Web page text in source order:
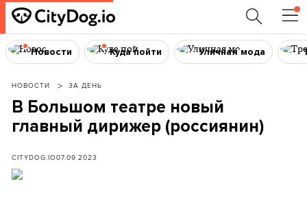
Новости Куда пойти Уличная мода
НОВОСТИ ЗА ДЕНЬ
В Большом театре новый
главный дирижер (россиянин)
CITYDOG.IO07.09.2023